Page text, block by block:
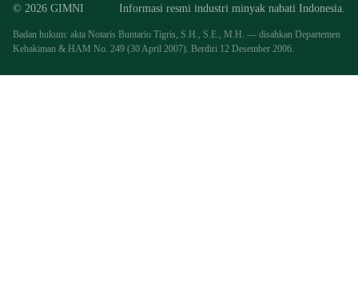
© 2026 GIMNI Informasi resmi industri minyak nabati Indonesia.
Badan hukum: akta Notaris Buntario Tigris, S.H., S.E., M.H. — disahkan Departemen
Kehakiman & HAM No. 249 (30 April 2007). Berdiri 12 Desember 2006.